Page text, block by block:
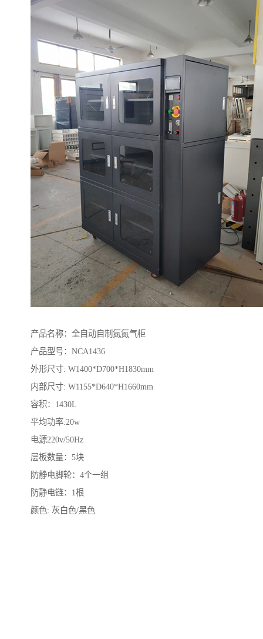
产品名称：全自动自制氮氮气柜
产品型号：NCA1436
外形尺寸: W1400*D700*H1830mm
内部尺寸: W1155*D640*H1660mm
容积：1430L
平均功率:20w
电源220v/50Hz
层板数量：5块
防静电脚轮：4个一组
防静电链：1根
颜色: 灰白色/黑色